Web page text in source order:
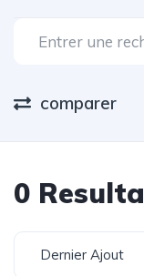
comparer
0
Dernier Ajout